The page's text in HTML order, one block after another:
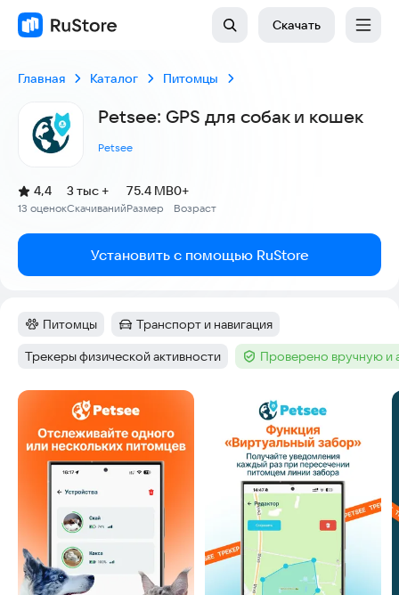
Скачать
Главная Каталог Питомцы
Petsee: GPS для собак и кошек
Petsee
Рейтинг:
4,4
(
13 оценок
)
Скачиваний
3 тыс +
Размер
75.4 MB
Возраст
0+
Установить с помощью RuStore
Категория:
Питомцы Категория:
Транспорт и навигация
Тег:
Трекеры физической активности Тег :Проверено вручную и
Скриншоты